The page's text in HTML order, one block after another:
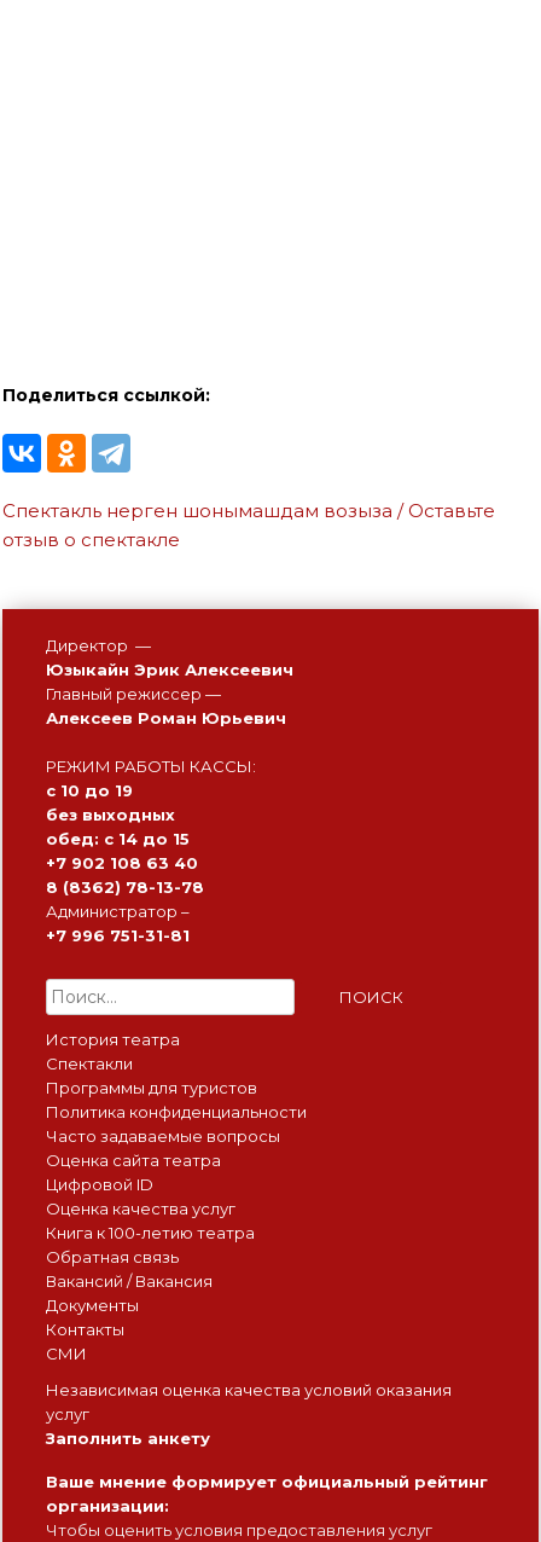
Поделиться ссылкой:
Спектакль нерген шонымашдам возыза / Оставьте
отзыв о спектакле
Директор —
Юзыкайн Эрик Алексеевич
Главный режиссер —
Алексеев Роман Юрьевич
РЕЖИМ РАБОТЫ КАССЫ:
с 10 до 19
без выходных
обед: с 14 до 15
+7 902 108 63 40
8 (8362) 78-13-78
Администратор –
+7 996 751-31-81
Найти:
История театра
Спектакли
Программы для туристов
Политика конфиденциальности
Часто задаваемые вопросы
Оценка сайта театра
Цифровой ID
Оценка качества услуг
Книга к 100-летию театра
Обратная связь
Вакансий / Вакансия
Документы
Контакты
СМИ
Независимая оценка качества условий оказания
услуг
Заполнить анкету
Ваше мнение формирует официальный рейтинг
организации:
Чтобы оценить условия предоставления услуг